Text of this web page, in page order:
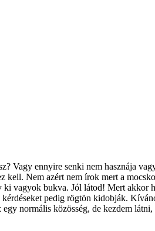
Vagy ennyire senki nem hasznája
Nem azért nem írok mert a
vagyok bukva. Jól látod! Mert akkor
pedig rögtön kidobják.
normális közösség, de kezdem